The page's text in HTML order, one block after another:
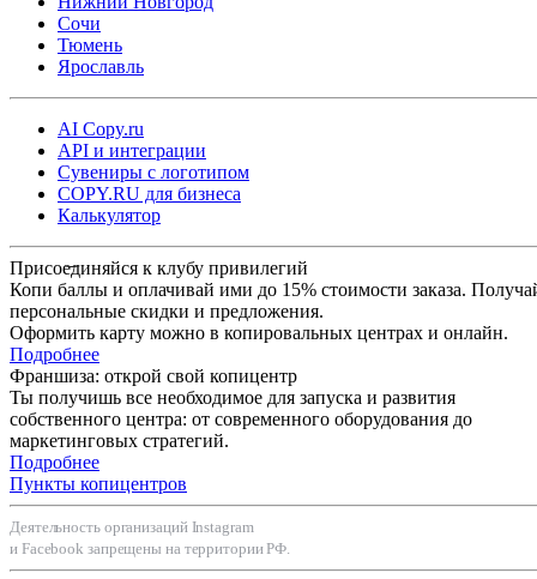
Сочи
Тюмень
Ярославль
AI Copy.ru
API и интеграции
Сувениры с логотипом
COPY.RU для бизнеса
Калькулятор
Присоединяйся к клубу привилегий
Копи баллы и оплачивай ими до 15% стоимости заказа.
персональные скидки и предложения.
Оформить карту можно в копировальных центрах и онлайн.
Подробнее
Франшиза: открой свой копицентр
Ты получишь все необходимое для запуска и развития
собственного центра: от современного оборудования до
маркетинговых стратегий.
Подробнее
Пункты копицентров
Деятельность организаций Instagram
и Facebook запрещены на территории РФ.